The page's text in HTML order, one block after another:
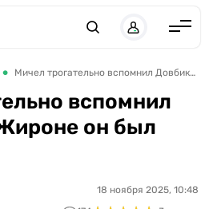
Испания
Германия
Франция
Мичел трогательно вспомнил Довбика: «В Жироне он был счастлив»
вспомнил
он был
18 ноября 2025, 10:48